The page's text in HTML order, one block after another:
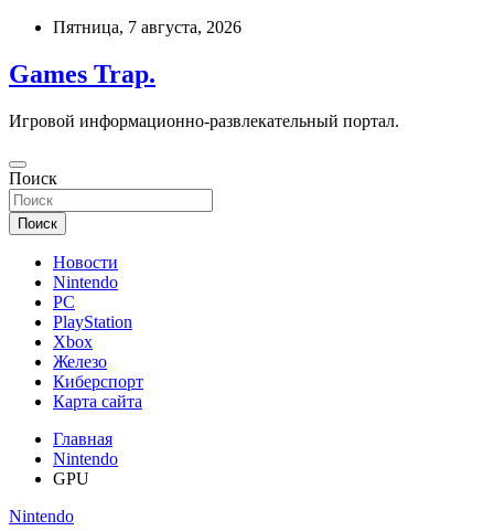
Перейти
содержимому
Пятница, 7 августа, 2026
Games Trap.
Игровой информационно-развлекательный портал.
Поиск
Поиск
Новости
Nintendo
PC
PlayStation
Xbox
Железо
Киберспорт
Карта сайта
Главная
Nintendo
GPU
Nintendo